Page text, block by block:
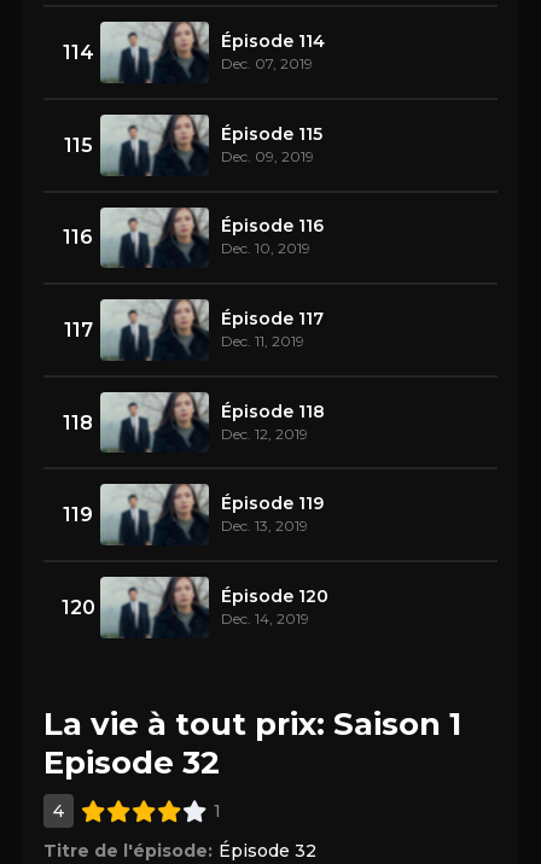
114 Épisode 114
Dec. 07, 2019
115 Épisode 115
Dec. 09, 2019
116 Épisode 116
Dec. 10, 2019
117 Épisode 117
Dec. 11, 2019
118 Épisode 118
Dec. 12, 2019
119 Épisode 119
Dec. 13, 2019
120 Épisode 120
Dec. 14, 2019
La vie à tout prix: Saison 1
Episode 32
4
1
Titre de l'épisode: Épisode 32